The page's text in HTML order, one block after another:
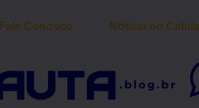
Fale Conosco Notícia no